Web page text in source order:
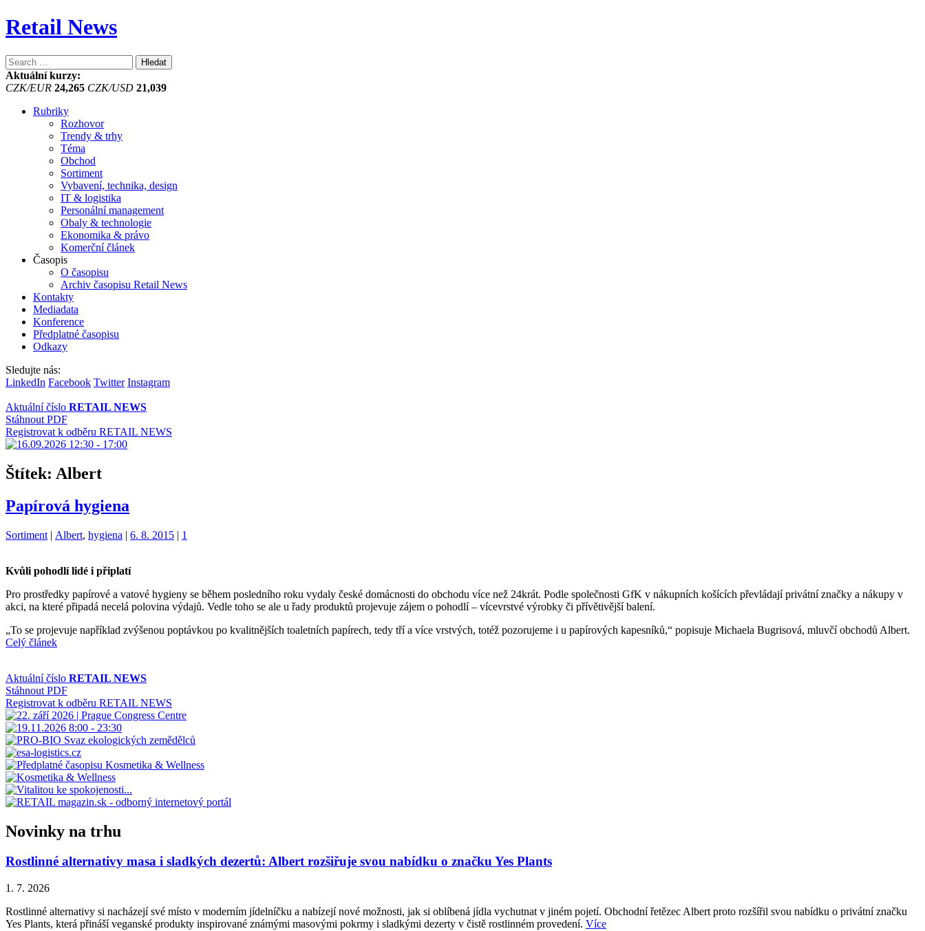
Retail News
Vyhledávání
Aktuální kurzy:
CZK/EUR 24,265 CZK/USD 21,039
Rubriky
Rozhovor
Trendy & trhy
Téma
Obchod
Sortiment
Vybavení, technika, design
IT & logistika
Personální management
Obaly & technologie
Ekonomika & právo
Komerční článek
Časopis
O časopisu
Archiv časopisu Retail News
Kontakty
Mediadata
Konference
Předplatné časopisu
Odkazy
Sledujte nás:
LinkedIn Facebook Twitter Instagram
Aktuální číslo RETAIL NEWS
Stáhnout PDF
Registrovat k odběru RETAIL NEWS
Štítek: Albert
Papírová hygiena
Kategorie:
Sortiment | Štítky:
Albert, hygiena | 6. 8. 2015 | 1
Kvůli pohodlí lidé i připlatí
Pro prostředky papírové a vatové hygieny se během posledního roku vydaly české domácnosti do obchodu více než 24krát. Podle společnosti GfK v nákupních košících převládají privátní značky a nákupy v
akci, na které připadá necelá polovina výdajů. Vedle toho se ale u řady produktů projevuje zájem o pohodlí – vícevrstvé výrobky či přívětivější balení.
„To se projevuje například zvýšenou poptávkou po kvalitnějších toaletních papírech, tedy tří a více vrstvých, totéž pozorujeme i u papírových kapesníků,“ popisuje Michaela Bugrisová, mluvčí obchodů Albert.
Celý článek
Aktuální číslo RETAIL NEWS
Stáhnout PDF
Registrovat k odběru RETAIL NEWS
Novinky na trhu
Rostlinné alternativy masa i sladkých dezertů: Albert rozšiřuje svou nabídku o značku Yes Plants
1. 7. 2026
Rostlinné alternativy si nacházejí své místo v moderním jídelníčku a nabízejí nové možnosti, jak si oblíbená jídla vychutnat v jiném pojetí. Obchodní řetězec Albert proto rozšířil svou nabídku o privátní značku
Yes Plants, která přináší veganské produkty inspirované známými masovými pokrmy i sladkými dezerty v čistě rostlinném provedení. Více